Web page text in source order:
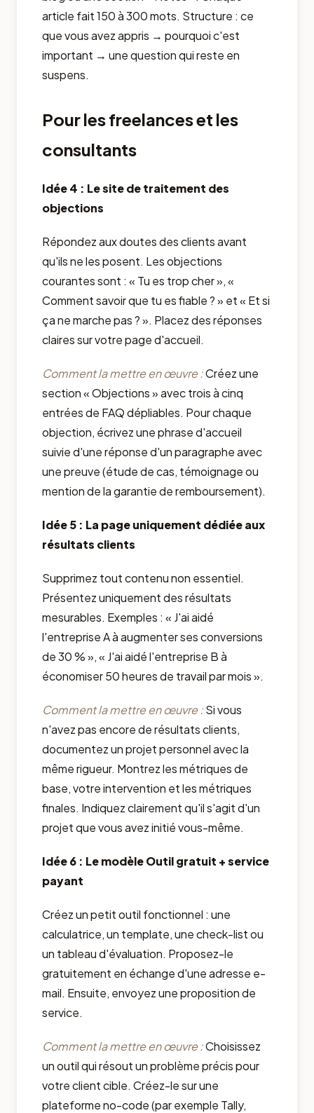
article fait 150 à 300 mots. Structure : ce
que vous avez appris → pourquoi c'est
important → une question qui reste en
suspens.
Pour les freelances et les
consultants
Idée 4 : Le site de traitement des
objections
Répondez aux doutes des clients avant
qu'ils ne les posent. Les objections
courantes sont : « Tu es trop cher », «
Comment savoir que tu es fiable ? » et « Et si
ça ne marche pas ? ». Placez des réponses
claires sur votre page d'accueil.
Comment la mettre en œuvre :Créez une
section « Objections » avec trois à cinq
entrées de FAQ dépliables. Pour chaque
objection, écrivez une phrase d'accueil
suivie d'une réponse d'un paragraphe avec
une preuve (étude de cas, témoignage ou
mention de la garantie de remboursement).
Idée 5 : La page uniquement dédiée aux
résultats clients
Supprimez tout contenu non essentiel.
Présentez uniquement des résultats
mesurables. Exemples : « J'ai aidé
l'entreprise A à augmenter ses conversions
de 30 % », « J'ai aidé l'entreprise B à
économiser 50 heures de travail par mois ».
Comment la mettre en œuvre :Si vous
n'avez pas encore de résultats clients,
documentez un projet personnel avec la
même rigueur. Montrez les métriques de
base, votre intervention et les métriques
finales. Indiquez clairement qu'il s'agit d'un
projet que vous avez initié vous-même.
Idée 6 : Le modèle Outil gratuit + service
payant
Créez un petit outil fonctionnel : une
calculatrice, un template, une check-list ou
un tableau d'évaluation. Proposez-le
gratuitement en échange d'une adresse e-
mail. Ensuite, envoyez une proposition de
service.
Comment la mettre en œuvre :Choisissez
un outil qui résout un problème précis pour
votre client cible. Créez-le sur une
plateforme no-code (par exemple Tally,